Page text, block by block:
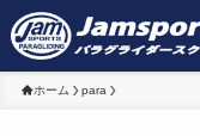
ホーム para